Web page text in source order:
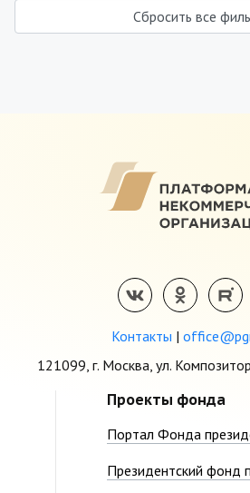
Сбросить все
Контакты |
121099, г. Москва, ул.
Проекты фонда
Портал Фонда
Президентский фонд